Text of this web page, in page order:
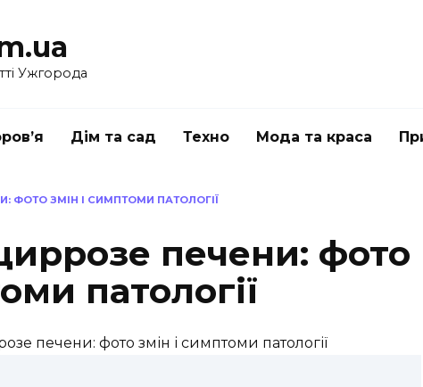
Ужгорода
Дім та сад Техно Мода та краса
ФОТО ЗМІН І СИМПТОМИ ПАТОЛОГІЇ
печени: фото
патології